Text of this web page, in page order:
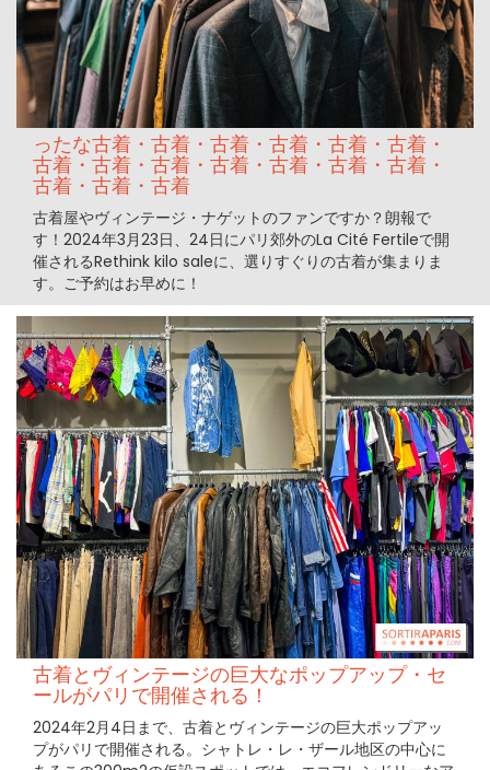
ったな古着・古着・古着・古着・古着・古着・
古着・古着・古着・古着・古着・古着・古着・
古着・古着・古着
古着屋やヴィンテージ・ナゲットのファンですか？朗報で
す！2024年3月23日、24日にパリ郊外のLa Cité Fertileで開
催されるRethink kilo saleに、選りすぐりの古着が集まりま
す。ご予約はお早めに！
古着とヴィンテージの巨大なポップアップ・セ
ールがパリで開催される！
2024年2月4日まで、古着とヴィンテージの巨大ポップアッ
プがパリで開催される。シャトレ・レ・ザール地区の中心に